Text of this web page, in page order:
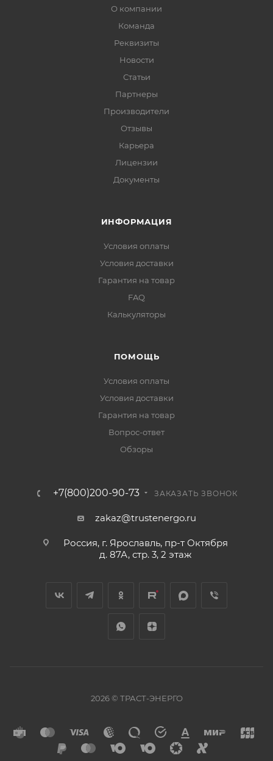
О компании
Команда
Реквизиты
Новости
Статьи
Партнеры
Производители
Отзывы
Карьера
Лицензии
Документы
ИНФОРМАЦИЯ
Условия оплаты
Условия доставки
Гарантия на товар
FAQ
Калькуляторы
ПОМОЩЬ
Условия оплаты
Условия доставки
Гарантия на товар
Вопрос-ответ
Обзоры
+7(800)200-90-73 ЗАКАЗАТЬ ЗВОНОК
zakaz@trustenergo.ru
Россия, г. Ярославль, пр-т Октября
д. 87А, стр. 3, 2 этаж
2026 © ТРАСТ-ЭНЕРГО